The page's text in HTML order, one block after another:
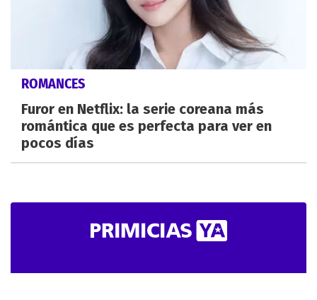
ROMANCES
Furor en Netflix: la serie coreana más
romántica que es perfecta para ver en
pocos días